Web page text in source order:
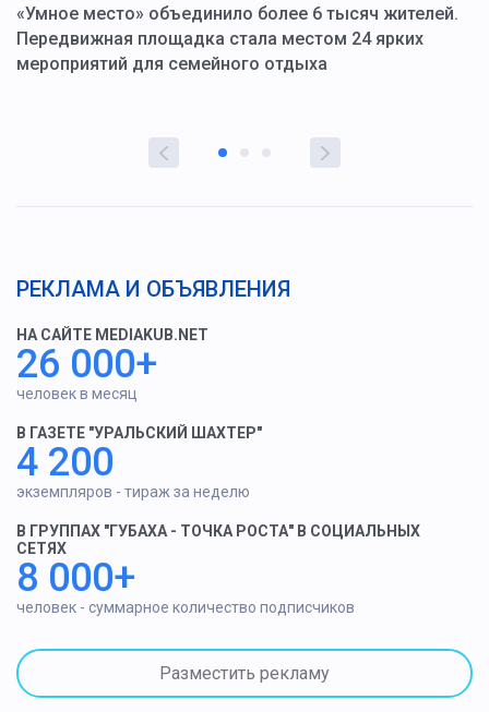
«Умное место» объединило более 6 тысяч жителей.
Передвижная площадка стала местом 24 ярких
мероприятий для семейного отдыха
РЕКЛАМА И ОБЪЯВЛЕНИЯ
НА САЙТЕ MEDIAKUB.NET
26 000+
человек в месяц
В ГАЗЕТЕ "УРАЛЬСКИЙ ШАХТЕР"
4 200
экземпляров - тираж за неделю
В ГРУППАХ "ГУБАХА - ТОЧКА РОСТА" В СОЦИАЛЬНЫХ
СЕТЯХ
8 000+
человек - суммарное количество подписчиков
Разместить рекламу